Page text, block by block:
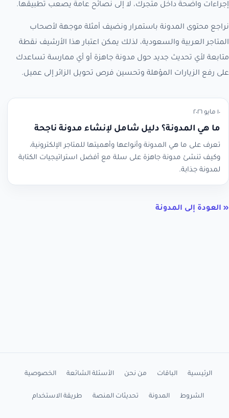
إجراءات واضحة داخل متجرك، لا إلى نصائح عامة يصعب تطبيقها.
نراجع محتوى المدونة باستمرار ونضيف أمثلة موجهة لأصحاب
المتاجر العربية والسعودية، لذلك يمكن اعتبار هذا الأرشيف نقطة
متابعة لأي تحديث جديد حول مدونة جاهزة أو أي ممارسة تساعدك
على رفع الزيارات المؤهلة وتحسين فرص تحويل الزائر إلى عميل.
١٠ مايو ٢٠٢٦
ما هي المدونة؟ دليل شامل لإنشاء مدونة ناجحة
تعرف على ما هي المدونة وأنواعها وأهميتها للمتاجر الإلكترونية،
وكيف تنشئ مدونة جاهزة على سلة مع أفضل استراتيجيات الكتابة
لمدونة جذابة.
« العودة إلى المدونة
الرئيسية الباقات من نحن الأسئلة الشائعة الخصوصية
الشروط المدونة تحديثات المنصة طريقة الاستخدام